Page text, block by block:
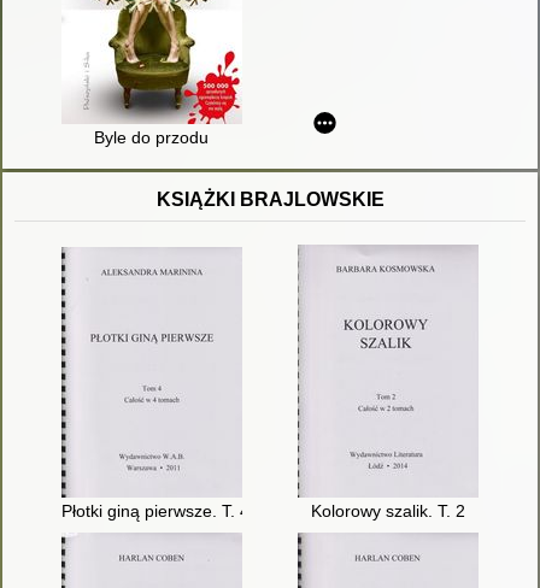
Byle do przodu
KSIĄŻKI BRAJLOWSKIE
Płotki giną pierwsze. T. 4 Kolorowy szalik. T. 2